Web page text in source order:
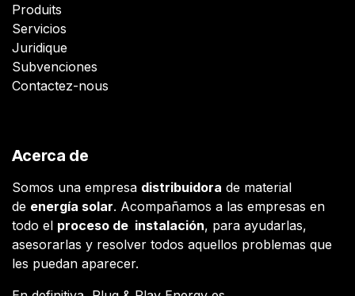
Produits
Servicios
Juridique
Subvenciones
Contactez-nous
Acerca de
Somos una empresa distribuidora de material
de energía solar. Acompañamos a las empresas en
todo el proceso de instalación, para ayudarlas,
asesorarlas y resolver todos aquellos problemas que
les puedan aparecer.